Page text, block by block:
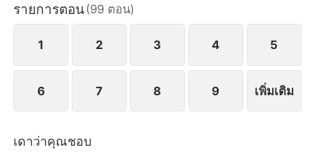
รายการตอน(99 ตอน)
1 2 3 4 5
6 7 8 9 เพิ่มเติม
เดาว่าคุณชอบ